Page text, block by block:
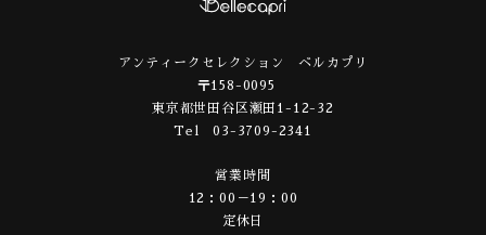
アンティークセレクション ベルカプリ
〒158-0095
東京都世田谷区瀬田1-12-32
Tel 03-3709-2341
営業時間
12：00－19：00
定休日